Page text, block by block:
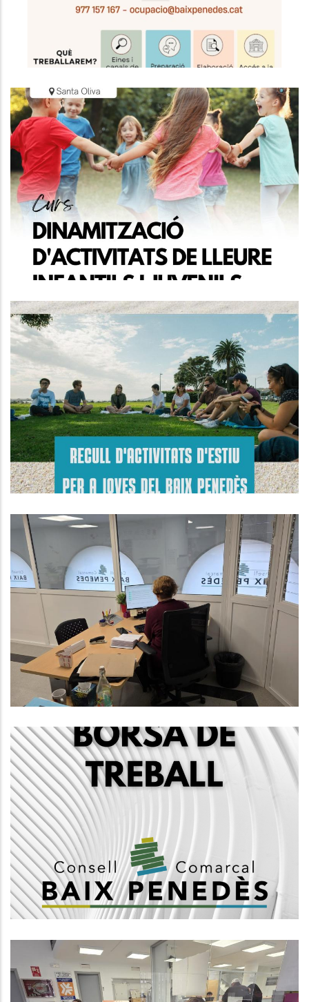
Curs Gratuït De Dinamització
D’activitats De Lleure Infantils I
Juvenils Adreçat A Joves
Joventut
Guia D’Estiu 2026 Del Baix
Penedès!
Joventut
Subvenció Per A Finançar Els
Programes D'assistències I
Serveis, Mobilitat I Inversió
Realitzats Pels Consells
Comarcals En El Període 2025-
2027
S. socials
Creació D'una Borsa De Treball De
Treballadors/es Socials, Grup A2
S. socials
Subvenció Per A Finançar Els
Programes D'assistències I